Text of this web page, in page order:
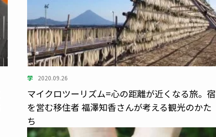
学 2020.09.26
マイクロツーリズム=心の距離が近くなる旅。宿
を営む移住者 福澤知香さんが考える観光のかた
ち